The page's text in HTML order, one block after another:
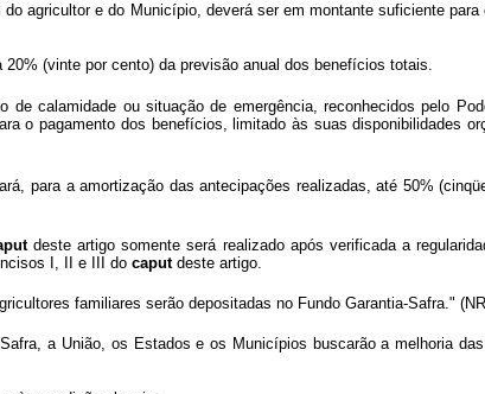
agricultor e do Município, deverá ser em montante suficiente
(vinte por cento) da previsão anual dos benefícios totais.
calamidade ou situação de emergência, reconhecidos pelo
o pagamento dos benefícios, limitado às suas disponibilidades
para a amortização das antecipações realizadas, até 50%
deste artigo somente será realizado após verificada a
I, II e III do caputdeste artigo.
familiares serão depositadas no Fundo Garantia-Safra."
a União, os Estados e os Municípios buscarão a melhoria